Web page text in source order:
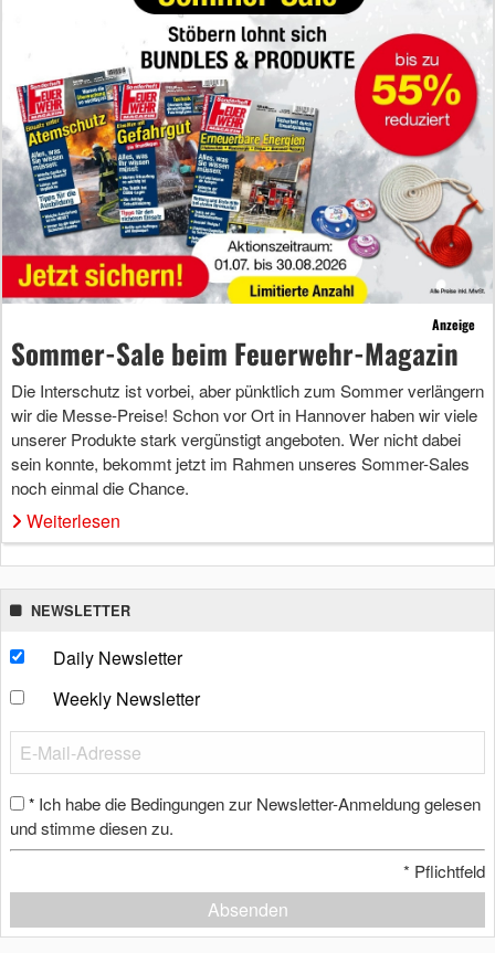
Anzeige
Sommer-Sale beim Feuerwehr-Magazin
Die Interschutz ist vorbei, aber pünktlich zum Sommer verlängern
wir die Messe-Preise! Schon vor Ort in Hannover haben wir viele
unserer Produkte stark vergünstigt angeboten. Wer nicht dabei
sein konnte, bekommt jetzt im Rahmen unseres Sommer-Sales
noch einmal die Chance.
Weiterlesen
NEWSLETTER
Daily Newsletter
Weekly Newsletter
* Ich habe die Bedingungen zur Newsletter-Anmeldung gelesen
und stimme diesen zu.
* Pflichtfeld
Absenden